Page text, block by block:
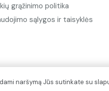
grąžinimo politika
sąlygos ir taisyklės
naršymą Jūs sutinkate su